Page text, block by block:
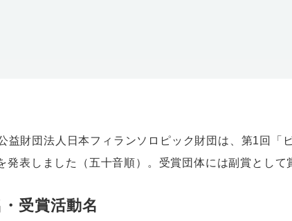
益財団法人日本フィランソロピック財団は、第1回「
発表しました（五十音順）。 受賞団体には副賞として
受賞活動名